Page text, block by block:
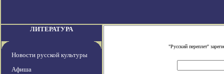
ЛИТЕРАТУРА
Новости русской культуры
Афиша
"Русский переплет"